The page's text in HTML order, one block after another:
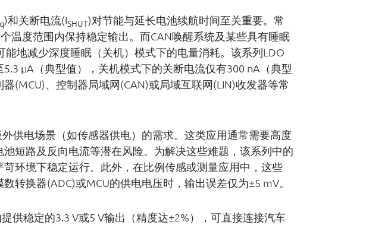
q)和关断电流(ISHUT)对节能与延长电池续航时间至关重要。常
温度范围内保持稳定输出。而CAN唤醒系统及某些具有睡眠
能地减少深度睡眠（关机）模式下的电量消耗。该系列LDO
μA（典型值），关机模式下的关断电流仅有300 nA（典型
(MCU)、控制器局域网(CAN)或局域互联网(LIN)收发器等常
供电场景（如传感器供电）的需求。这类应用通常需要高度
短路及反向电流等潜在风险。为解决这些难题，该系列中的
环境下稳定运行。此外，在比例传感或测量应用中，这些
转换器(ADC)或MCU的供电电压时，输出误差仅为±5 mV。
供稳定的3.3 V或5 V输出（精度达±2%），可直接连接汽车